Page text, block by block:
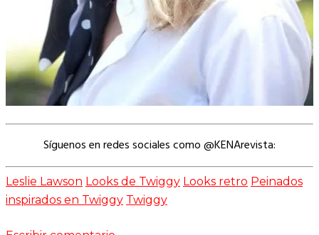
Síguenos en redes sociales como @KENArevista:
Leslie Lawson Looks de Twiggy Looks retro Peinados
inspirados en Twiggy Twiggy